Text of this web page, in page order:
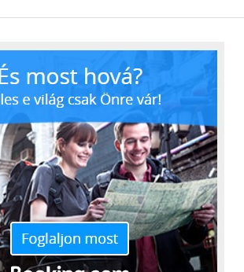
az információs rendszerhez.
tűzfalak, portok, routerek és
elemek: Egy eszköz
hibáját kihasználva a
át tudja venni az ellenőrzést az
vagy hozzáférést
más infrastruktúrális
nélküli adatforgalom és
: A hálózati forgalmat
a támadó ki tudja nyerni a
nélküli adatokat.